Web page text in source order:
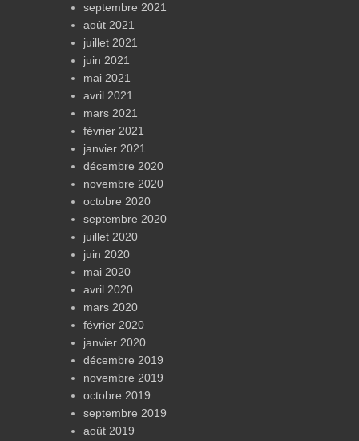
septembre 2021
août 2021
juillet 2021
juin 2021
mai 2021
avril 2021
mars 2021
février 2021
janvier 2021
décembre 2020
novembre 2020
octobre 2020
septembre 2020
juillet 2020
juin 2020
mai 2020
avril 2020
mars 2020
février 2020
janvier 2020
décembre 2019
novembre 2019
octobre 2019
septembre 2019
août 2019